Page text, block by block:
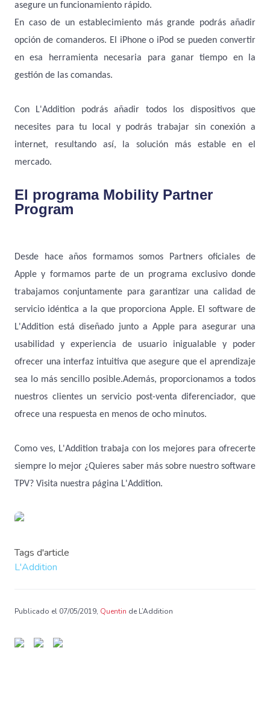
asegure un funcionamiento rápido.
En caso de un establecimiento más grande podrás añadir
opción de comanderos. El iPhone o iPod se pueden convertir
en esa herramienta necesaria para ganar tiempo en la
gestión de las comandas.
Con L'Addition podrás añadir todos los dispositivos que
necesites para tu local y podrás trabajar sin conexión a
internet, resultando así, la solución más estable en el
mercado.
El programa Mobility Partner
Program
Desde hace años formamos somos Partners oficiales de
Apple y formamos parte de un programa exclusivo donde
trabajamos conjuntamente para garantizar una calidad de
servicio idéntica a la que proporciona Apple. El software de
L'Addition está diseñado junto a Apple para asegurar una
usabilidad y experiencia de usuario inigualable y poder
ofrecer una interfaz intuitiva que asegure que el aprendizaje
sea lo más sencillo posible.Además, proporcionamos a todos
nuestros clientes un servicio post-venta diferenciador, que
ofrece una respuesta en menos de ocho minutos.
Como ves, L'Addition trabaja con los mejores para ofrecerte
siempre lo mejor ¿Quieres saber más sobre nuestro software
TPV? Visita nuestra página L'Addition.
Tags d'article
L'Addition
Publicado el 07/05/2019, Quentin de L’Addition